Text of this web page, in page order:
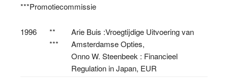
***Promotiecommissie
1996
**
***
Arie Buis :Vroegtijdige Uitvoering van
Amsterdamse Opties,
Onno W. Steenbeek : Financieel
Regulation in Japan, EUR